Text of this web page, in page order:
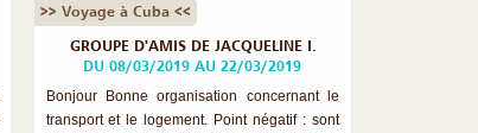
>> Voyage à Cuba <<
GROUPE D'AMIS DE JACQUELINE I.
DU 08/03/2019 AU 22/03/2019
Bonjour Bonne organisation concernant le
transport et le logement. Point négatif : sont